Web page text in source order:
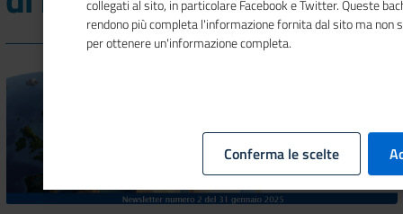
collegati al sito, in particolare Facebook e Twitter. Queste
rendono più completa l'informazione fornita dal sito ma non
per ottenere un'informazione completa.
Conferma le scelte